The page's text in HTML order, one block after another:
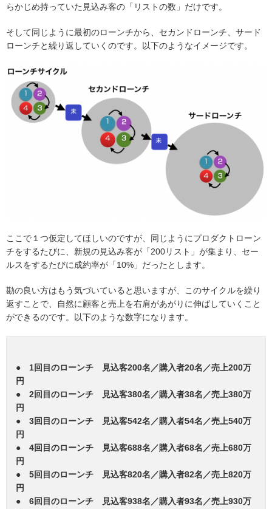
らかじめ持っていた見込み客の「リストの数」だけです。
そして同じように最初のローンチから、セカンドローンチ、サード
ローンチと繰り返していくのです。以下のようなイメージです。
ここで１つ仮定してほしいのですが、同じようにプロダクトローン
チをするたびに、新規の見込み客が「200リスト」が集まり、セー
ルスをするたびに成約率が「10%」だったとします。
勘の良い方はもう気づいていると思いますが、このサイクルを繰り
返すことで、自然に顧客と売上を右肩があがりに伸ばしていくこと
ができるのです。以下のような数字になります。
● 1回目のローンチ 見込客200名／購入者20名／売上200万
円
● 2回目のローンチ 見込客380名／購入者38名／売上380万
円
● 3回目のローンチ 見込客542名／購入者54名／売上540万
円
● 4回目のローンチ 見込客688名／購入者68名／売上680万
円
● 5回目のローンチ 見込客820名／購入者82名／売上820万
円
● 6回目のローンチ 見込客938名／購入者93名／売上930万